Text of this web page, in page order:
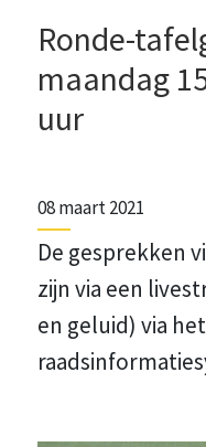
Ronde-
maandag
uur
08 maart 2021
De gesprekken
zijn via een
en geluid) via het